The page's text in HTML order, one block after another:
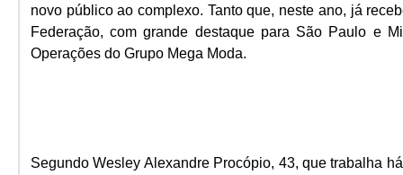
novo público ao complexo. Tanto que, neste ano, já
Federação, com grande destaque para São Paulo e
Operações do Grupo Mega Moda.
Segundo Wesley Alexandre Procópio, 43, que trabalha